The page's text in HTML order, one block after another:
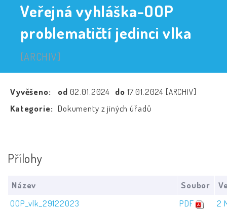
Veřejná vyhláška-OOP
problematičtí jedinci vlka
[ARCHIV]
Vyvěšeno: od 02.01.2024 do 17.01.2024 [ARCHIV]
Kategorie: Dokumenty z jiných úřadů
Přílohy
Název Soubor
OOP_vlk_29122023
PDF 2